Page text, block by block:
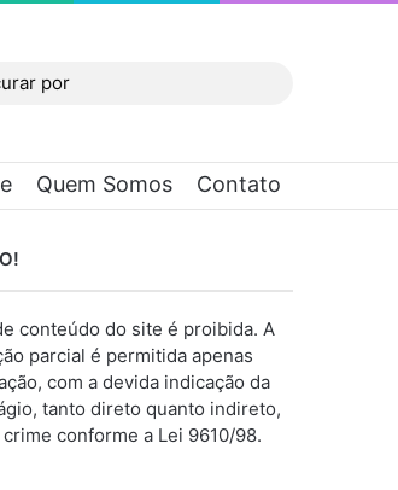
Quem Somos Contato
conteúdo do site é proibida. A
parcial é permitida apenas
com a devida indicação da
tanto direto quanto indireto,
conforme a Lei 9610/98.